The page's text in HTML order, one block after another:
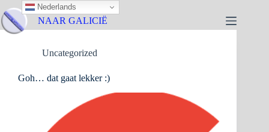
NAAR GALICIË
Uncategorized
Goh… dat gaat lekker :)
Nederlands